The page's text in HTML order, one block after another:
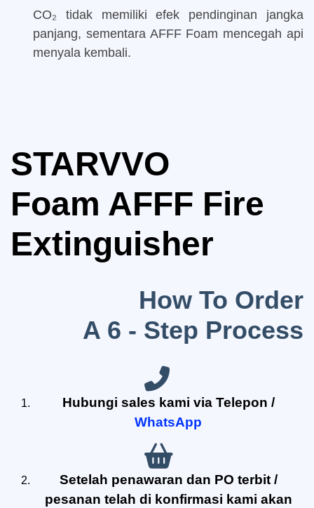
CO₂ tidak memiliki efek pendinginan jangka
panjang, sementara AFFF Foam mencegah api
menyala kembali.
STARVVO
Foam AFFF Fire
Extinguisher
How To Order
A 6 - Step Process
Hubungi sales kami via Telepon /
WhatsApp
Setelah penawaran dan PO terbit /
pesanan telah di konfirmasi kami akan